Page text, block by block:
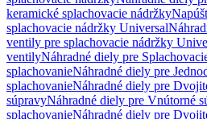
keramické splachovacie nádržky
splachovacie nádržky Universal
ventily pre splachovacie nádržky
ventilyNáhradné diely pre
splachovanieNáhradné diely pre
splachovanieNáhradné diely pre
súpravyNáhradné diely pre Vnútorné
splachovanieNáhradné diely pre